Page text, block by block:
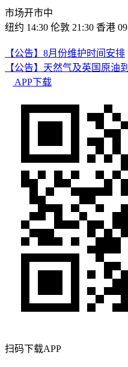
市场开市中
纽约 14:30 伦敦 21:30 香港
【公告】8月份维护时间安排
【公告】天然气及英国原油
APP下载
扫码下载APP